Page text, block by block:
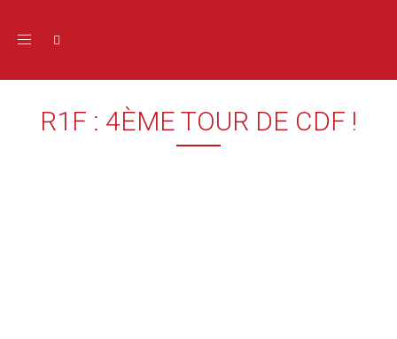
Toggle navigation
R1F : 4ÈME TOUR DE CDF !